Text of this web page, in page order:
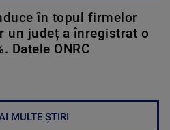
în topul firmelor
un județ a înregistrat o
Datele ONRC
MULTE ȘTIRI